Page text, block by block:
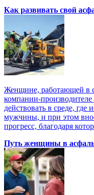
Как развивать свой
Женщине, работающей в
компании-
действовать в среде,
мужчины, и при этом
прогресс, благодаря
Путь женщины в